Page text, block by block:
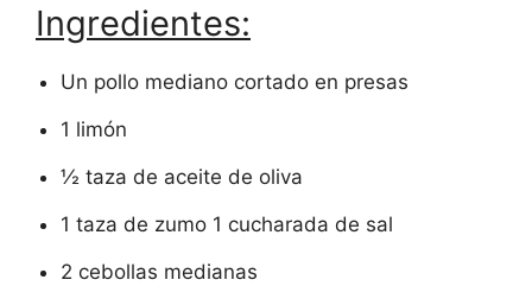
Ingredientes:
Un pollo mediano cortado en presas
1 limón
½ taza de aceite de oliva
1 taza de zumo 1 cucharada de sal
2 cebollas medianas